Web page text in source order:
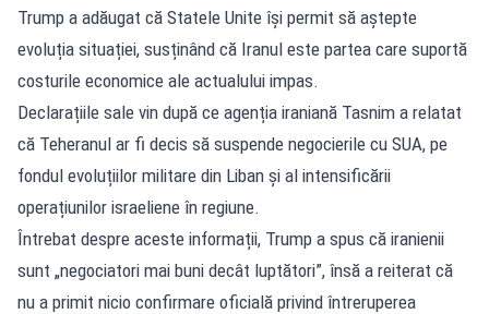
Trump a adăugat că Statele Unite își permit să aștepte
evoluția situației, susținând că Iranul este partea care suportă
costurile economice ale actualului impas.
Declarațiile sale vin după ce agenția iraniană Tasnim a relatat
că Teheranul ar fi decis să suspende negocierile cu SUA, pe
fondul evoluțiilor militare din Liban și al intensificării
operațiunilor israeliene în regiune.
Întrebat despre aceste informații, Trump a spus că iranienii
sunt „negociatori mai buni decât luptători”, însă a reiterat că
nu a primit nicio confirmare oficială privind întreruperea